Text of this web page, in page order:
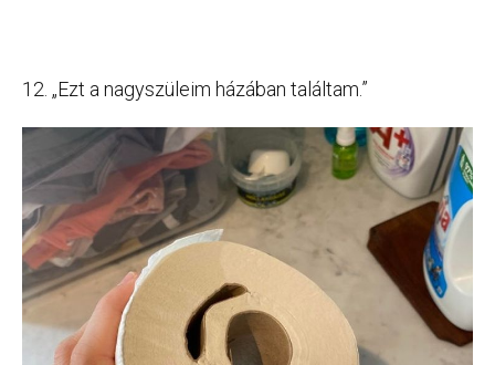
12. „Ezt a nagyszüleim házában találtam.”